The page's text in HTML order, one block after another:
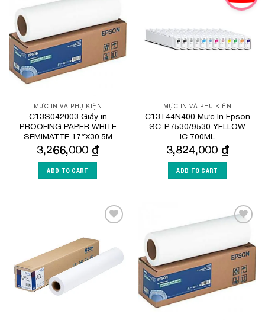
MỰC IN VÀ PHỤ KIỆN
C13S042003 Giấy in
PROOFING PAPER WHITE
SEMIMATTE 17″X30.5M
3,266,000 ₫
ADD TO CART
Add to
MỰC IN VÀ PHỤ KIỆN
C13T44N400 Mực In Epson
SC-P7530/9530 YELLOW
IC 700ML
3,824,000 ₫
ADD TO CART
Wishlist